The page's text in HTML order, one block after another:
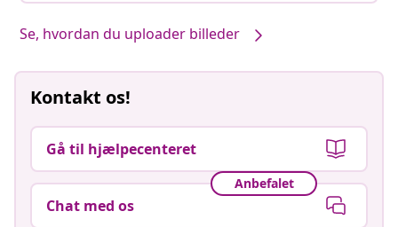
Se, hvordan du uploader billeder
Kontakt os!
Gå til hjælpecenteret
Anbefalet
Chat med os